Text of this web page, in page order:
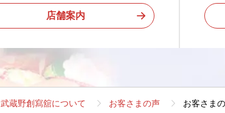
店舗案内
武蔵野創寫舘について お客さまの声 お客さま